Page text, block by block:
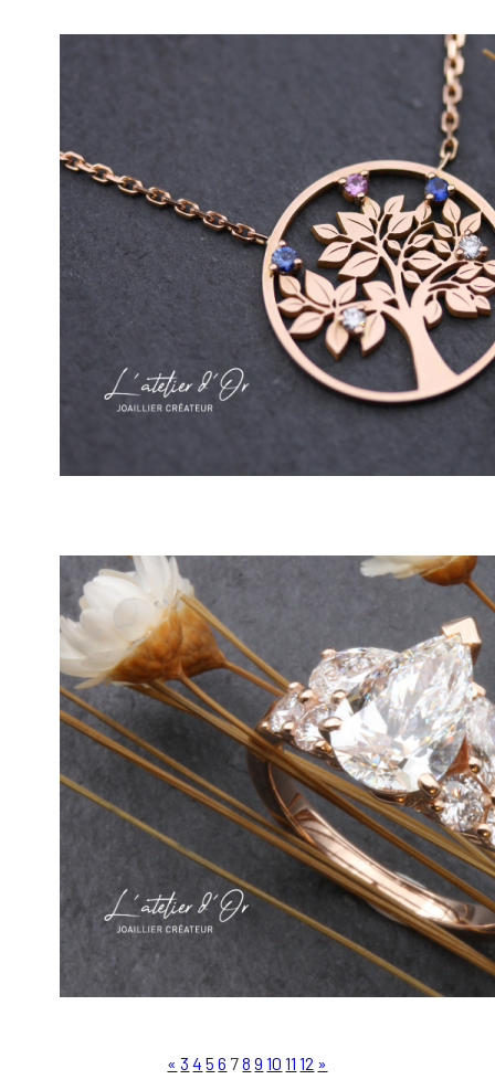
« 3 4 5 6 78 9 10 11 12 »